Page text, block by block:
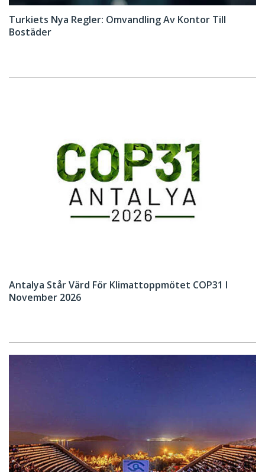
Turkiets Nya Regler: Omvandling Av Kontor Till
Bostäder
Antalya Står Värd För Klimattoppmötet COP31 I
November 2026